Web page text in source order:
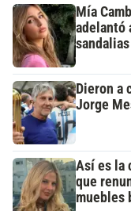
Mía
adelantó
Dieron a
Jorge
Así es la
que
muebles